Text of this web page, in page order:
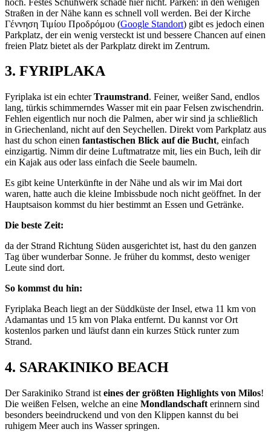
Straßen in der Nähe kann es schnell voll werden. Bei der Kirche
Γέννηση Τιμίου Προδρόμου (Google Standort) gibt es jedoch einen
Parkplatz, der ein wenig versteckt ist und bessere Chancen auf einen
freien Platz bietet als der Parkplatz direkt im Zentrum.
3. FYRIPLAKA
Fyriplaka ist ein echterTraumstrand. Feiner, weißer Sand, endlos
lang, türkis schimmerndes Wasser mit ein paar Felsen zwischendrin.
Fehlen eigentlich nur noch die Palmen, aber wir sind ja schließlich
in Griechenland, nicht auf den Seychellen. Direkt vom Parkplatz aus
hast du schon einen fantastischen Blick auf die Bucht, einfach
einzigartig. Nimm dir deine Luftmatratze mit, lies ein Buch, leih dir
ein Kajak aus oder lass einfach die Seele baumeln.
Es gibt keine Unterkünfte in der Nähe und als wir im Mai dort
waren, hatte auch die kleine Imbissbude noch nicht geöffnet. In der
Hauptsaison kommst du hier bestimmt an Essen und Getränke.
Die beste Zeit:
da der Strand Richtung Süden ausgerichtet ist, hast du den ganzen
Tag über wunderbar Sonne. Je früher du kommst, desto weniger
Leute sind dort.
So kommst du hin:
Fyriplaka Beach liegt an der Süddküste der Insel, etwa 11 km von
Adamantas und 15 km von Plaka entfernt. Du kannst vor Ort
kostenlos parken und läufst dann ein kurzes Stück runter zum
Strand.
4. SARAKINIKO BEACH
Der Sarakiniko Strand ist eines der größten Highlights von Milos!
Die weißen Felsen, welche an eine Mondlandschaft erinnern sind
besonders beeindruckend und von den Klippen kannst du bei
ruhigem Meer auch ins Wasser springen.